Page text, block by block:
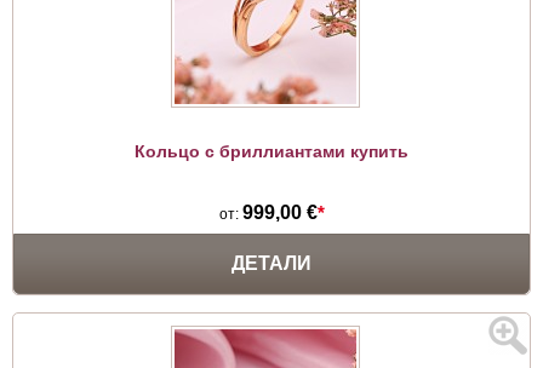
Кольцо с бриллиантами купить
от: 999,00 €*
ДЕТАЛИ